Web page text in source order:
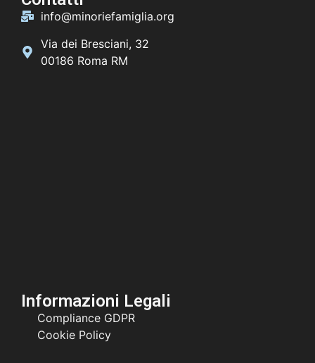
info@minoriefamiglia.org
Via dei Bresciani, 32
00186 Roma RM
Informazioni Legali
Compliance GDPR
Cookie Policy